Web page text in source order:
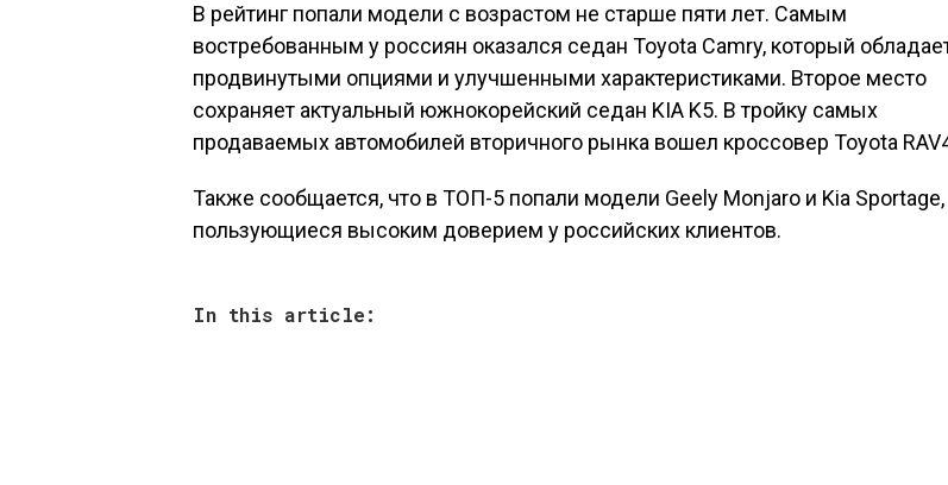
В рейтинг попали модели с возрастом не старше пяти лет. Самым
востребованным у россиян оказался седан Toyota Camry, который
продвинутыми опциями и улучшенными характеристиками. Второе место
сохраняет актуальный южнокорейский седан KIA K5. В тройку самых
продаваемых автомобилей вторичного рынка вошел кроссовер Toyota
Также сообщается, что в ТОП-5 попали модели Geely Monjaro и Kia Sportage,
пользующиеся высоким доверием у российских клиентов.
In this article: